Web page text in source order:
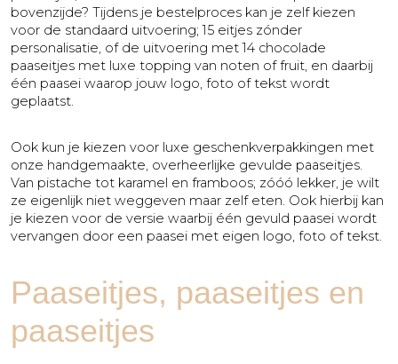
bovenzijde? Tijdens je bestelproces kan je zelf kiezen
voor de standaard uitvoering; 15 eitjes zónder
personalisatie, of de uitvoering met 14 chocolade
paaseitjes met luxe topping van noten of fruit, en daarbij
één paasei waarop jouw logo, foto of tekst wordt
geplaatst.
Ook kun je kiezen voor luxe geschenkverpakkingen met
onze handgemaakte, overheerlijke gevulde paaseitjes.
Van pistache tot karamel en framboos; zóóó lekker, je wilt
ze eigenlijk niet weggeven maar zelf eten. Ook hierbij kan
je kiezen voor de versie waarbij één gevuld paasei wordt
vervangen door een paasei met eigen logo, foto of tekst.
Paaseitjes, paaseitjes en
paaseitjes